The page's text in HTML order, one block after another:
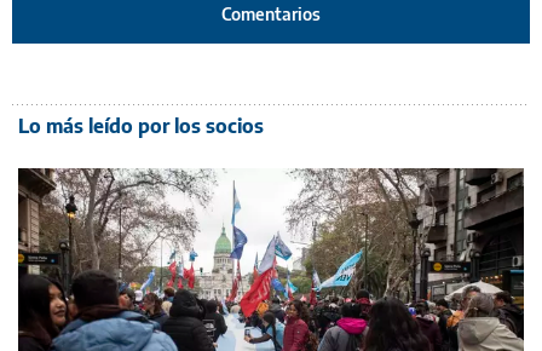
Comentarios
Lo más leído por los socios